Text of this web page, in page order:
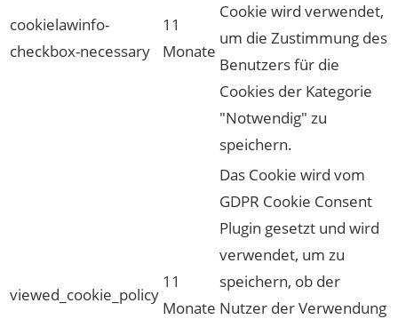
cookielawinfo-
checkbox-necessary
11
Monate
Cookie wird verwendet,
um die Zustimmung des
Benutzers für die
Cookies der Kategorie
"Notwendig" zu
speichern.
viewed_cookie_policy
11
Monate
Das Cookie wird vom
GDPR Cookie Consent
Plugin gesetzt und wird
verwendet, um zu
speichern, ob der
Nutzer der Verwendung